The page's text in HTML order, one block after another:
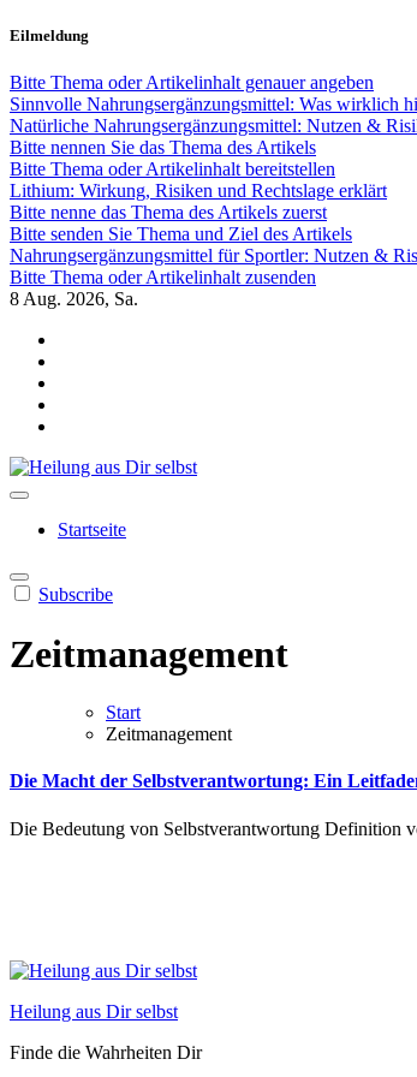
Zum
springen
Eilmeldung
Bitte Thema oder Artikelinhalt genauer angeben
Sinnvolle Nahrungsergänzungsmittel: Was wirklich
Natürliche Nahrungsergänzungsmittel: Nutzen &
Bitte nennen Sie das Thema des Artikels
Bitte Thema oder Artikelinhalt bereitstellen
Lithium: Wirkung, Risiken und Rechtslage erklärt
Bitte nenne das Thema des Artikels zuerst
Bitte senden Sie Thema und Ziel des Artikels
Nahrungsergänzungsmittel für Sportler: Nutzen &
Bitte Thema oder Artikelinhalt zusenden
8 Aug. 2026, Sa.
Startseite
Subscribe
Zeitmanagement
Start
Zeitmanagement
Die Macht der Selbstverantwortung: Ein
Die Bedeutung von Selbstverantwortung
Heilung aus Dir selbst
Finde die Wahrheiten Dir